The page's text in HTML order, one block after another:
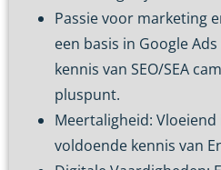
Passie voor marketing
een basis in Google
kennis van SEO/SEA
pluspunt.
Meertaligheid:
voldoende kennis van